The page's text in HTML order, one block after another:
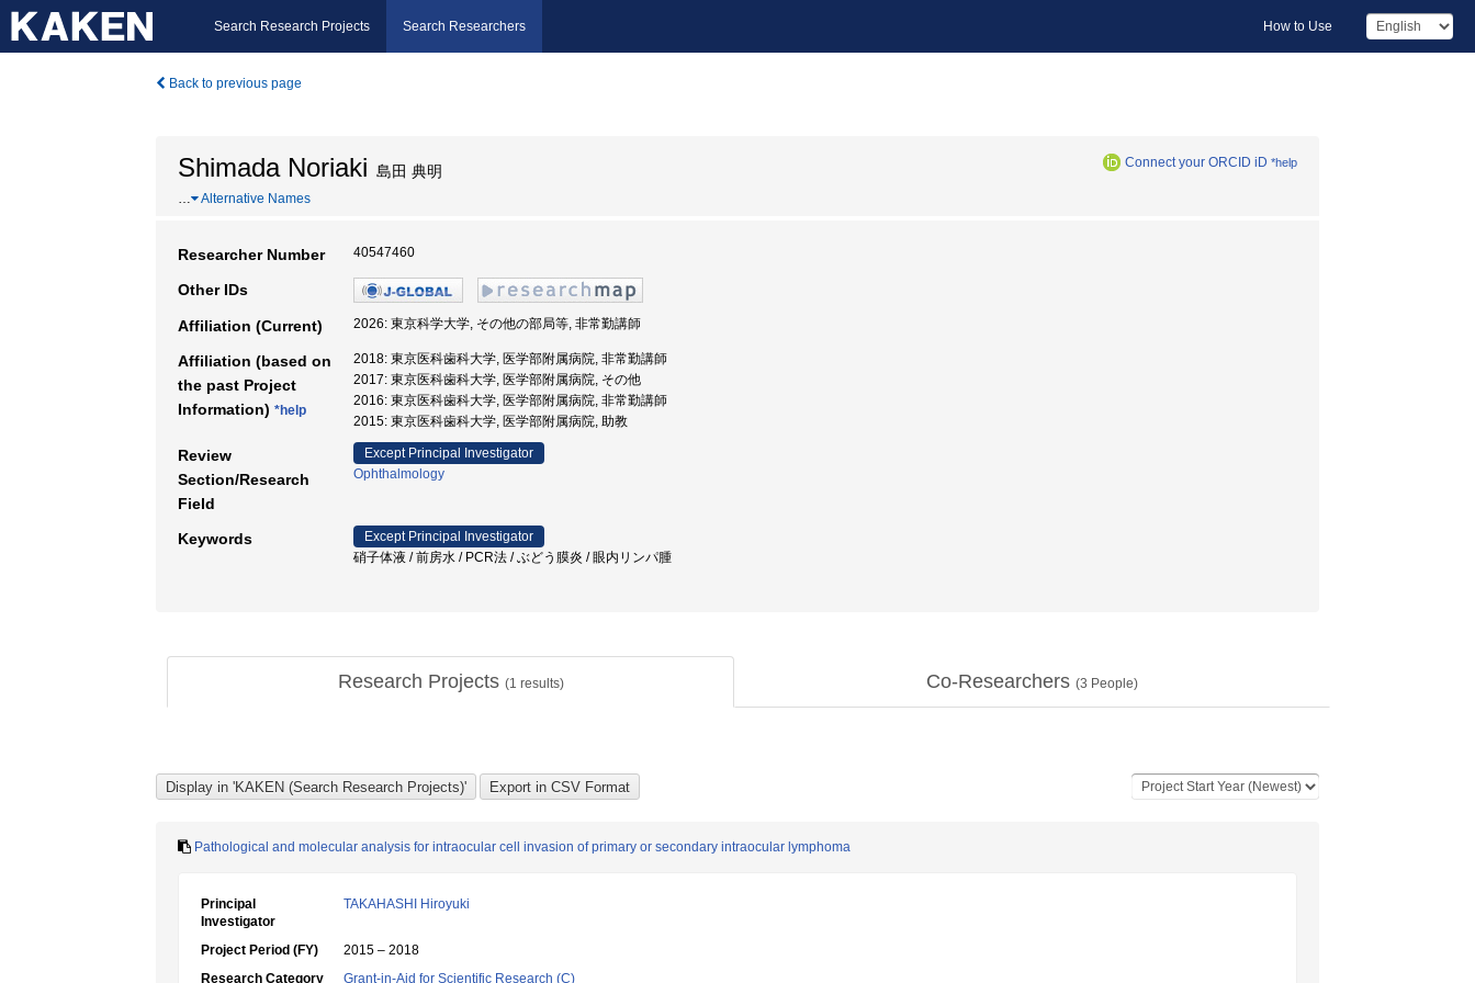
Search Research Projects Search Researchers How to Use
Back to previous page
Shimada Noriaki 島田 典明 Connect your ORCID iD *help
… Alternative Names
Researcher Number 40547460
Other IDs
Affiliation (Current) 2026: 東京科学大学, その他の部局等, 非常勤講師
Affiliation (based on
the past Project
Information) *help
2018: 東京医科歯科大学, 医学部附属病院, 非常勤講師
2017: 東京医科歯科大学, 医学部附属病院, その他
2016: 東京医科歯科大学, 医学部附属病院, 非常勤講師
2015: 東京医科歯科大学, 医学部附属病院, 助教
Review
Section/Research
Field
Except Principal Investigator
Ophthalmology
Keywords
Except Principal Investigator
硝子体液 / 前房水 / PCR法 / ぶどう膜炎 / 眼内リンパ腫
Research Projects (1 results) Co-Researchers (3 People)
Pathological and molecular analysis for intraocular cell invasion of primary or secondary intraocular lymphoma
Principal
Investigator
TAKAHASHI Hiroyuki
Project Period (FY)
2015 – 2018
Research Category
Grant-in-Aid for Scientific Research (C)